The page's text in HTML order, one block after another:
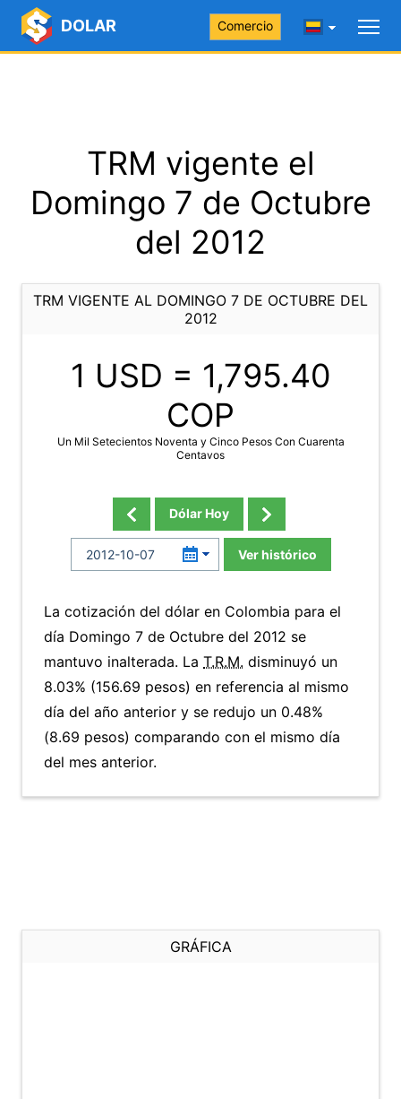
DOLAR Comercio
TRM vigente el
Domingo 7 de Octubre
del 2012
TRM VIGENTE AL DOMINGO 7 DE OCTUBRE DEL
2012
1 USD = 1,795.40
COP
Un Mil Setecientos Noventa y Cinco Pesos Con Cuarenta
Centavos
Dólar Hoy
Ver histórico
La cotización del dólar en Colombia para el
día Domingo 7 de Octubre del 2012 se
mantuvo inalterada. La T.R.M. disminuyó un
8.03% (156.69 pesos) en referencia al mismo
día del año anterior y se redujo un 0.48%
(8.69 pesos) comparando con el mismo día
del mes anterior.
GRÁFICA